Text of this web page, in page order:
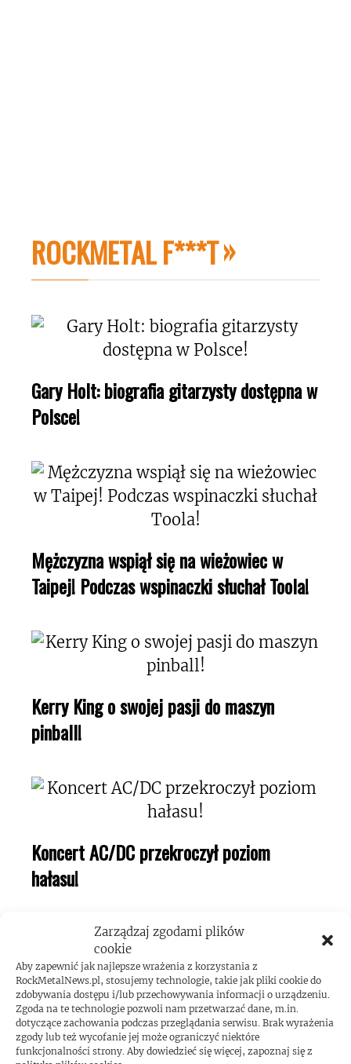
Zarządzaj zgodami plików
cookie
Aby zapewnić jak najlepsze wrażenia z korzystania z
RockMetalNews.pl, stosujemy technologie, takie jak pliki cookie do
zdobywania dostępu i/lub przechowywania informacji o urządzeniu.
Zgoda na te technologie pozwoli nam przetwarzać dane, m.in.
dotyczące zachowania podczas przeglądania serwisu. Brak wyrażenia
zgody lub też wycofanie jej może ograniczyć niektóre
funkcjonalności strony. Aby dowiedzieć się więcej, zapoznaj się z
ROCKMETAL F***T
Gary Holt: biografia gitarzysty dostępna w
Polsce!
Mężczyzna wspiął się na wieżowiec w
Taipej! Podczas wspinaczki słuchał Toola!
Kerry King o swojej pasji do maszyn
pinball!
Koncert AC/DC przekroczył poziom
hałasu!
ROCKMETALNEWS TV